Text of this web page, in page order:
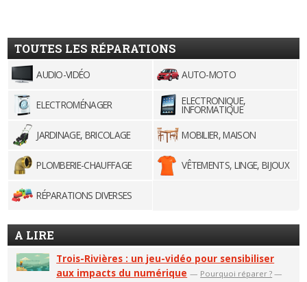
TOUTES LES RÉPARATIONS
AUDIO-VIDÉO AUTO-MOTO
ELECTROMÉNAGER ELECTRONIQUE,
INFORMATIQUE
JARDINAGE, BRICOLAGE
MOBILIER, MAISON
PLOMBERIE-CHAUFFAGE VÊTEMENTS, LINGE, BIJOUX
RÉPARATIONS DIVERSES
A LIRE
Trois-Rivières : un jeu-vidéo pour sensibiliser
aux impacts du numérique — Pourquoi réparer ? —